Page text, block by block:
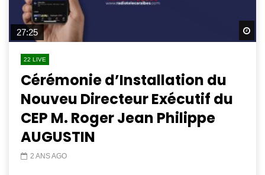
27:25
22 LIVE
Cérémonie d’Installation du
Nouveu Directeur Exécutif du
CEP M. Roger Jean Philippe
AUGUSTIN
2 ANS AGO